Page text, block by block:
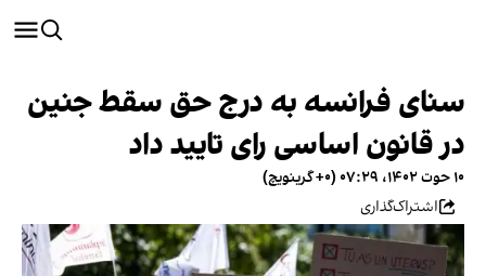
سنای فرانسه به درج حق سقط جنین
در قانون اساسی رای تایید داد
۱۰ حوت ۱۴۰۲، ۰۷:۲۹ (‎+۰ گرینویچ)
اشتراک‌گذاری